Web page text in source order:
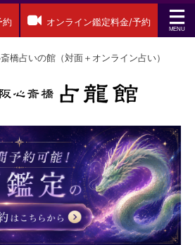
約 オンライン鑑定料金/予約
橋占いの館（対面＋オンライン占い）